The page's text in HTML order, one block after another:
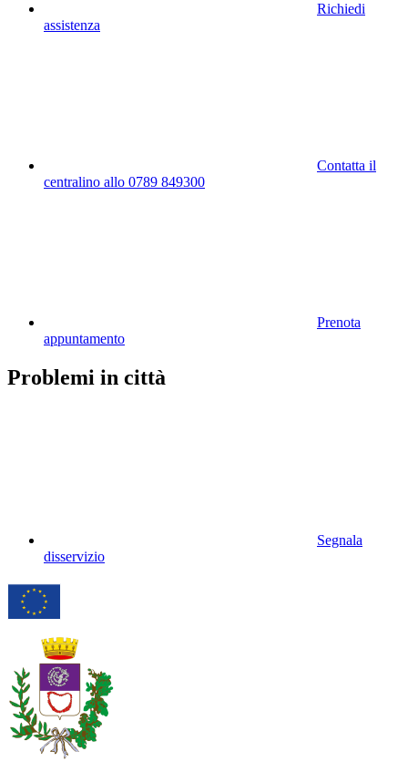
Richiedi
assistenza
Contatta il
centralino allo 0789 849300
Prenota
appuntamento
Problemi in città
Segnala
disservizio